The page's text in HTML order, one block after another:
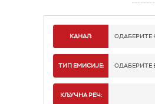
КАНАЛ: ОДАБЕРИТЕ
РТС 1
ТИП ЕМИСИЈЕ: ОДАБЕРИТЕ
КЉУЧНА РЕЧ: